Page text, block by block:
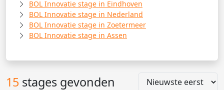
BOL Innovatie stage in Eindhoven
BOL Innovatie stage in Nederland
BOL Innovatie stage in Zoetermeer
BOL Innovatie stage in Assen
15 stages gevonden